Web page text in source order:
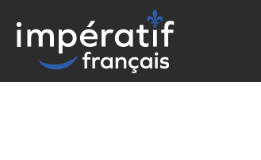
contenu